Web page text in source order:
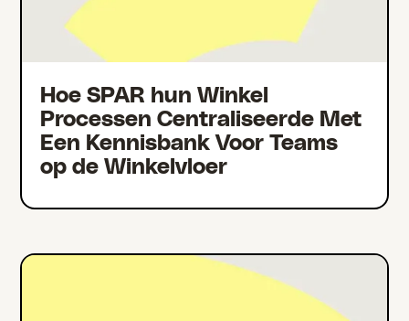
Hoe SPAR hun Winkel
Processen Centraliseerde Met
Een Kennisbank Voor Teams
op de Winkelvloer